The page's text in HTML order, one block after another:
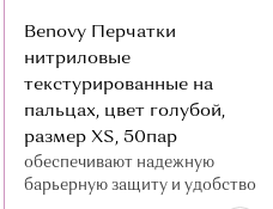
Benovy Перчатки
нитриловые
текстурированные на
пальцах, цвет голубой,
размер XS, 50пар
обеспечивают надежную
барьерную защиту и удобство